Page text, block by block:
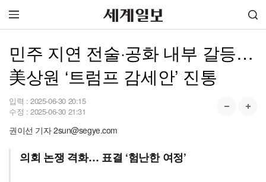
민주 지연 전술·공화 내부 갈등…
美상원 ‘트럼프 감세안’ 진통
입력 : 2025-06-30 20:15
수정 : 2025-06-30 21:31
권이선 기자 2sun@segye.com
의회 논쟁 격화… 표결 ‘험난한 여정’